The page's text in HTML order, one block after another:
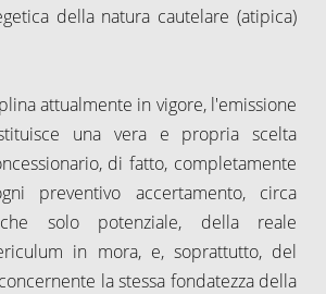
della natura cautelare (atipica)
attualmente in vigore, l'emissione
una vera e propria scelta
di fatto, completamente
preventivo accertamento, circa
solo potenziale, della reale
in mora, e, soprattutto, del
la stessa fondatezza della